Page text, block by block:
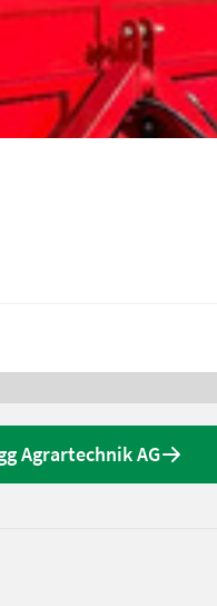
Agrartechnik AG